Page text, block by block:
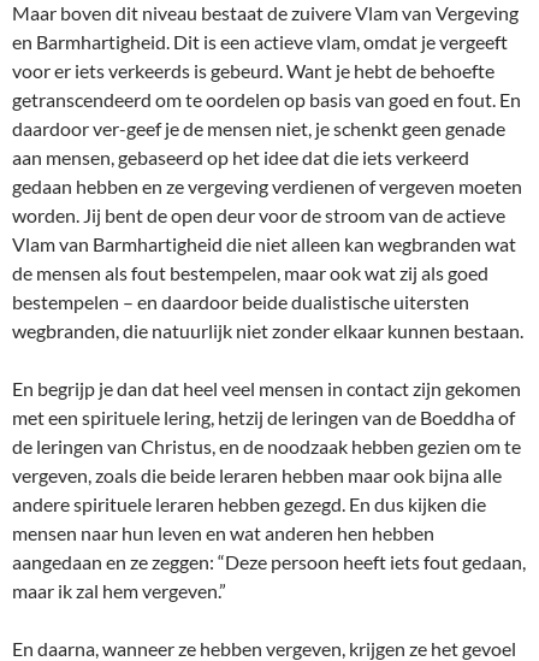
Maar boven dit niveau bestaat de zuivere Vlam van Vergeving
en Barmhartigheid. Dit is een actieve vlam, omdat je vergeeft
voor er iets verkeerds is gebeurd. Want je hebt de behoefte
getranscendeerd om te oordelen op basis van goed en fout. En
daardoor ver-geef je de mensen niet, je schenkt geen genade
aan mensen, gebaseerd op het idee dat die iets verkeerd
gedaan hebben en ze vergeving verdienen of vergeven moeten
worden. Jij bent de open deur voor de stroom van de actieve
Vlam van Barmhartigheid die niet alleen kan wegbranden wat
de mensen als fout bestempelen, maar ook wat zij als goed
bestempelen – en daardoor beide dualistische uitersten
wegbranden, die natuurlijk niet zonder elkaar kunnen bestaan.
En begrijp je dan dat heel veel mensen in contact zijn gekomen
met een spirituele lering, hetzij de leringen van de Boeddha of
de leringen van Christus, en de noodzaak hebben gezien om te
vergeven, zoals die beide leraren hebben maar ook bijna alle
andere spirituele leraren hebben gezegd. En dus kijken die
mensen naar hun leven en wat anderen hen hebben
aangedaan en ze zeggen: “Deze persoon heeft iets fout gedaan,
maar ik zal hem vergeven.”
En daarna, wanneer ze hebben vergeven, krijgen ze het gevoel